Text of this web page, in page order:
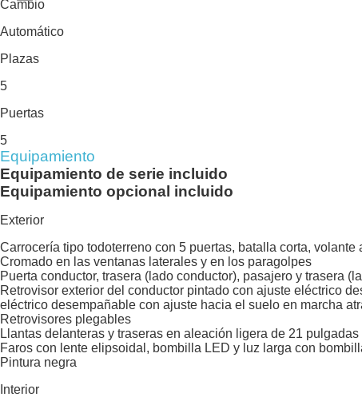
Cambio
Automático
Plazas
5
Puertas
5
Equipamiento
Equipamiento de serie incluido
Equipamiento opcional incluido
Exterior
Carrocería tipo todoterreno con 5 puertas, batalla corta,
Cromado en las ventanas laterales y en los paragolpes
Puerta conductor, trasera (lado conductor), pasajero y trasera
Retrovisor exterior del conductor pintado con ajuste eléctrico
eléctrico desempañable con ajuste hacia el suelo en marcha
Retrovisores plegables
Llantas delanteras y traseras en aleación ligera de 21
Faros con lente elipsoidal, bombilla LED y luz larga con
Pintura negra
Interior